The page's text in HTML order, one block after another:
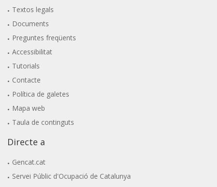
Textos legals
Documents
Preguntes freqüents
Accessibilitat
Tutorials
Contacte
Política de galetes
Mapa web
Taula de continguts
Directe a
Gencat.cat
Servei Públic d'Ocupació de Catalunya